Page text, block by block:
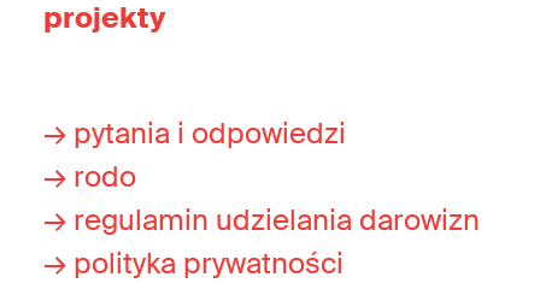
projekty
→ pytania i odpowiedzi
→ rodo
→ regulamin udzielania darowizn
→ polityka prywatności